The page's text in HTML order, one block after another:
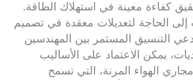
كفاءة معينة في استهلاك الطاقة.
إلى الحاجة لتعديلات معقدة في تصميم
التنسيق المستمر بين المهندسين
يمكن الاعتماد على الأساليب
الهواء المرنة، التي تسمح